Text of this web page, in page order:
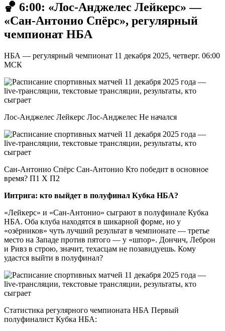
🏀 6:00: «Лос-Анджелес Лейкерс» —
«Сан-Антонио Спёрс», регулярный
чемпионат НБА
НБА — регулярный чемпионат 11 декабря 2025, четверг. 06:00
МСК
Лос-Анджелес Лейкерс Лос-Анджелес Не начался
Сан-Антонио Спёрс Сан-Антонио Кто победит в основное
время? П1 X П2
Интрига: кто выйдет в полуфинал Кубка НБА?
«Лейкерс» и «Сан-Антонио» сыграют в полуфинале Кубка
НБА. Оба клуба находятся в шикарной форме, но у
«озёрников» чуть лучший результат в чемпионате — третье
место на Западе против пятого — у «шпор». Дончич, Леброн
и Ривз в строю, значит, техасцам не позавидуешь. Кому
удастся выйти в полуфинал?
Статистика регулярного чемпионата НБА Первый
полуфиналист Кубка НБА: